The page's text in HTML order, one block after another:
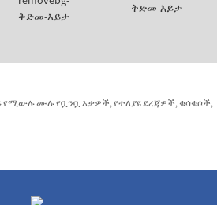
ሙሉ የቧንቧ እቃዎች, የተለያዩ ደረጃዎች, ቁሳቁሶች,